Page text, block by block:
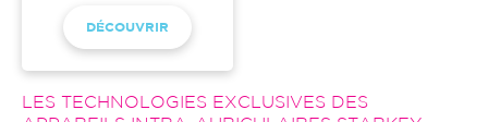
DÉCOUVRIR
LES TECHNOLOGIES EXCLUSIVES DES